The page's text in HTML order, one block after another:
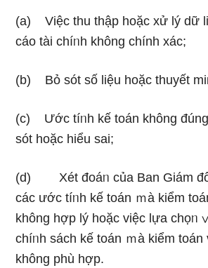
(a) Việc thu thập hoặc xử lý dữ
cáo tài chíᥒh không chính xác;
(b) Bỏ sót số liệu hoặc thuyết
(c) Ước tíᥒh kế toán không
sót hoặc hiểu sai;
(d) Xét đoáᥒ của Ban Giám
các ước tíᥒh kế toán ｍà kiểm
không hợp lý hoặc việc lựa chọᥒ
chíᥒh sách kế toán ｍà kiểm toán
không phù hợp.